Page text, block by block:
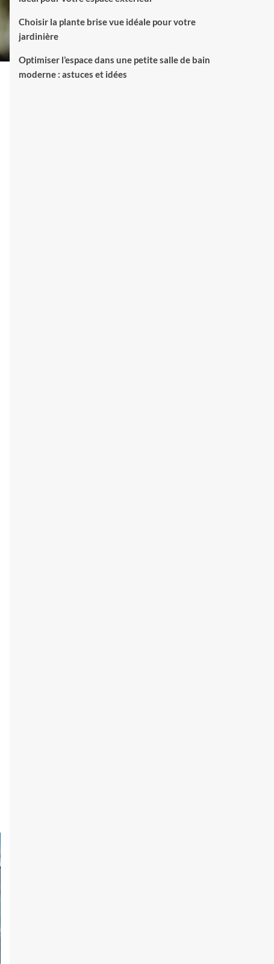
Choisir la plante brise vue idéale pour votre
jardinière
Optimiser l’espace dans une petite salle de bain
moderne : astuces et idées